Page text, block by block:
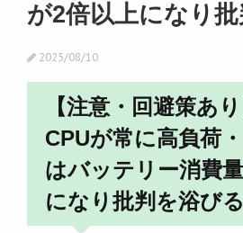
が2倍以上になり
2025/08/10
【注意・回避策あ
CPUが常に高負荷
はバッテリー消費
になり批判を浴びる